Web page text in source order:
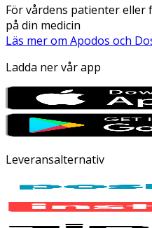
För vårdens patienter
på din medicin
Läs mer om Apodos och
Ladda ner vår app
Leveransalternativ